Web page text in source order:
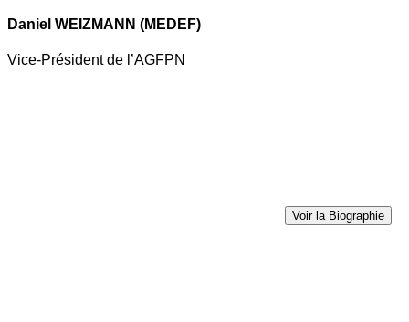
Daniel WEIZMANN (MEDEF)
Vice-Président de l’AGFPN
Voir la Biographie